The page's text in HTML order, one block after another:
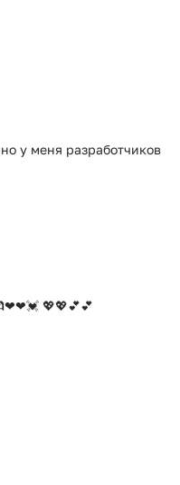
у меня разработчиков
💖💖💕💕